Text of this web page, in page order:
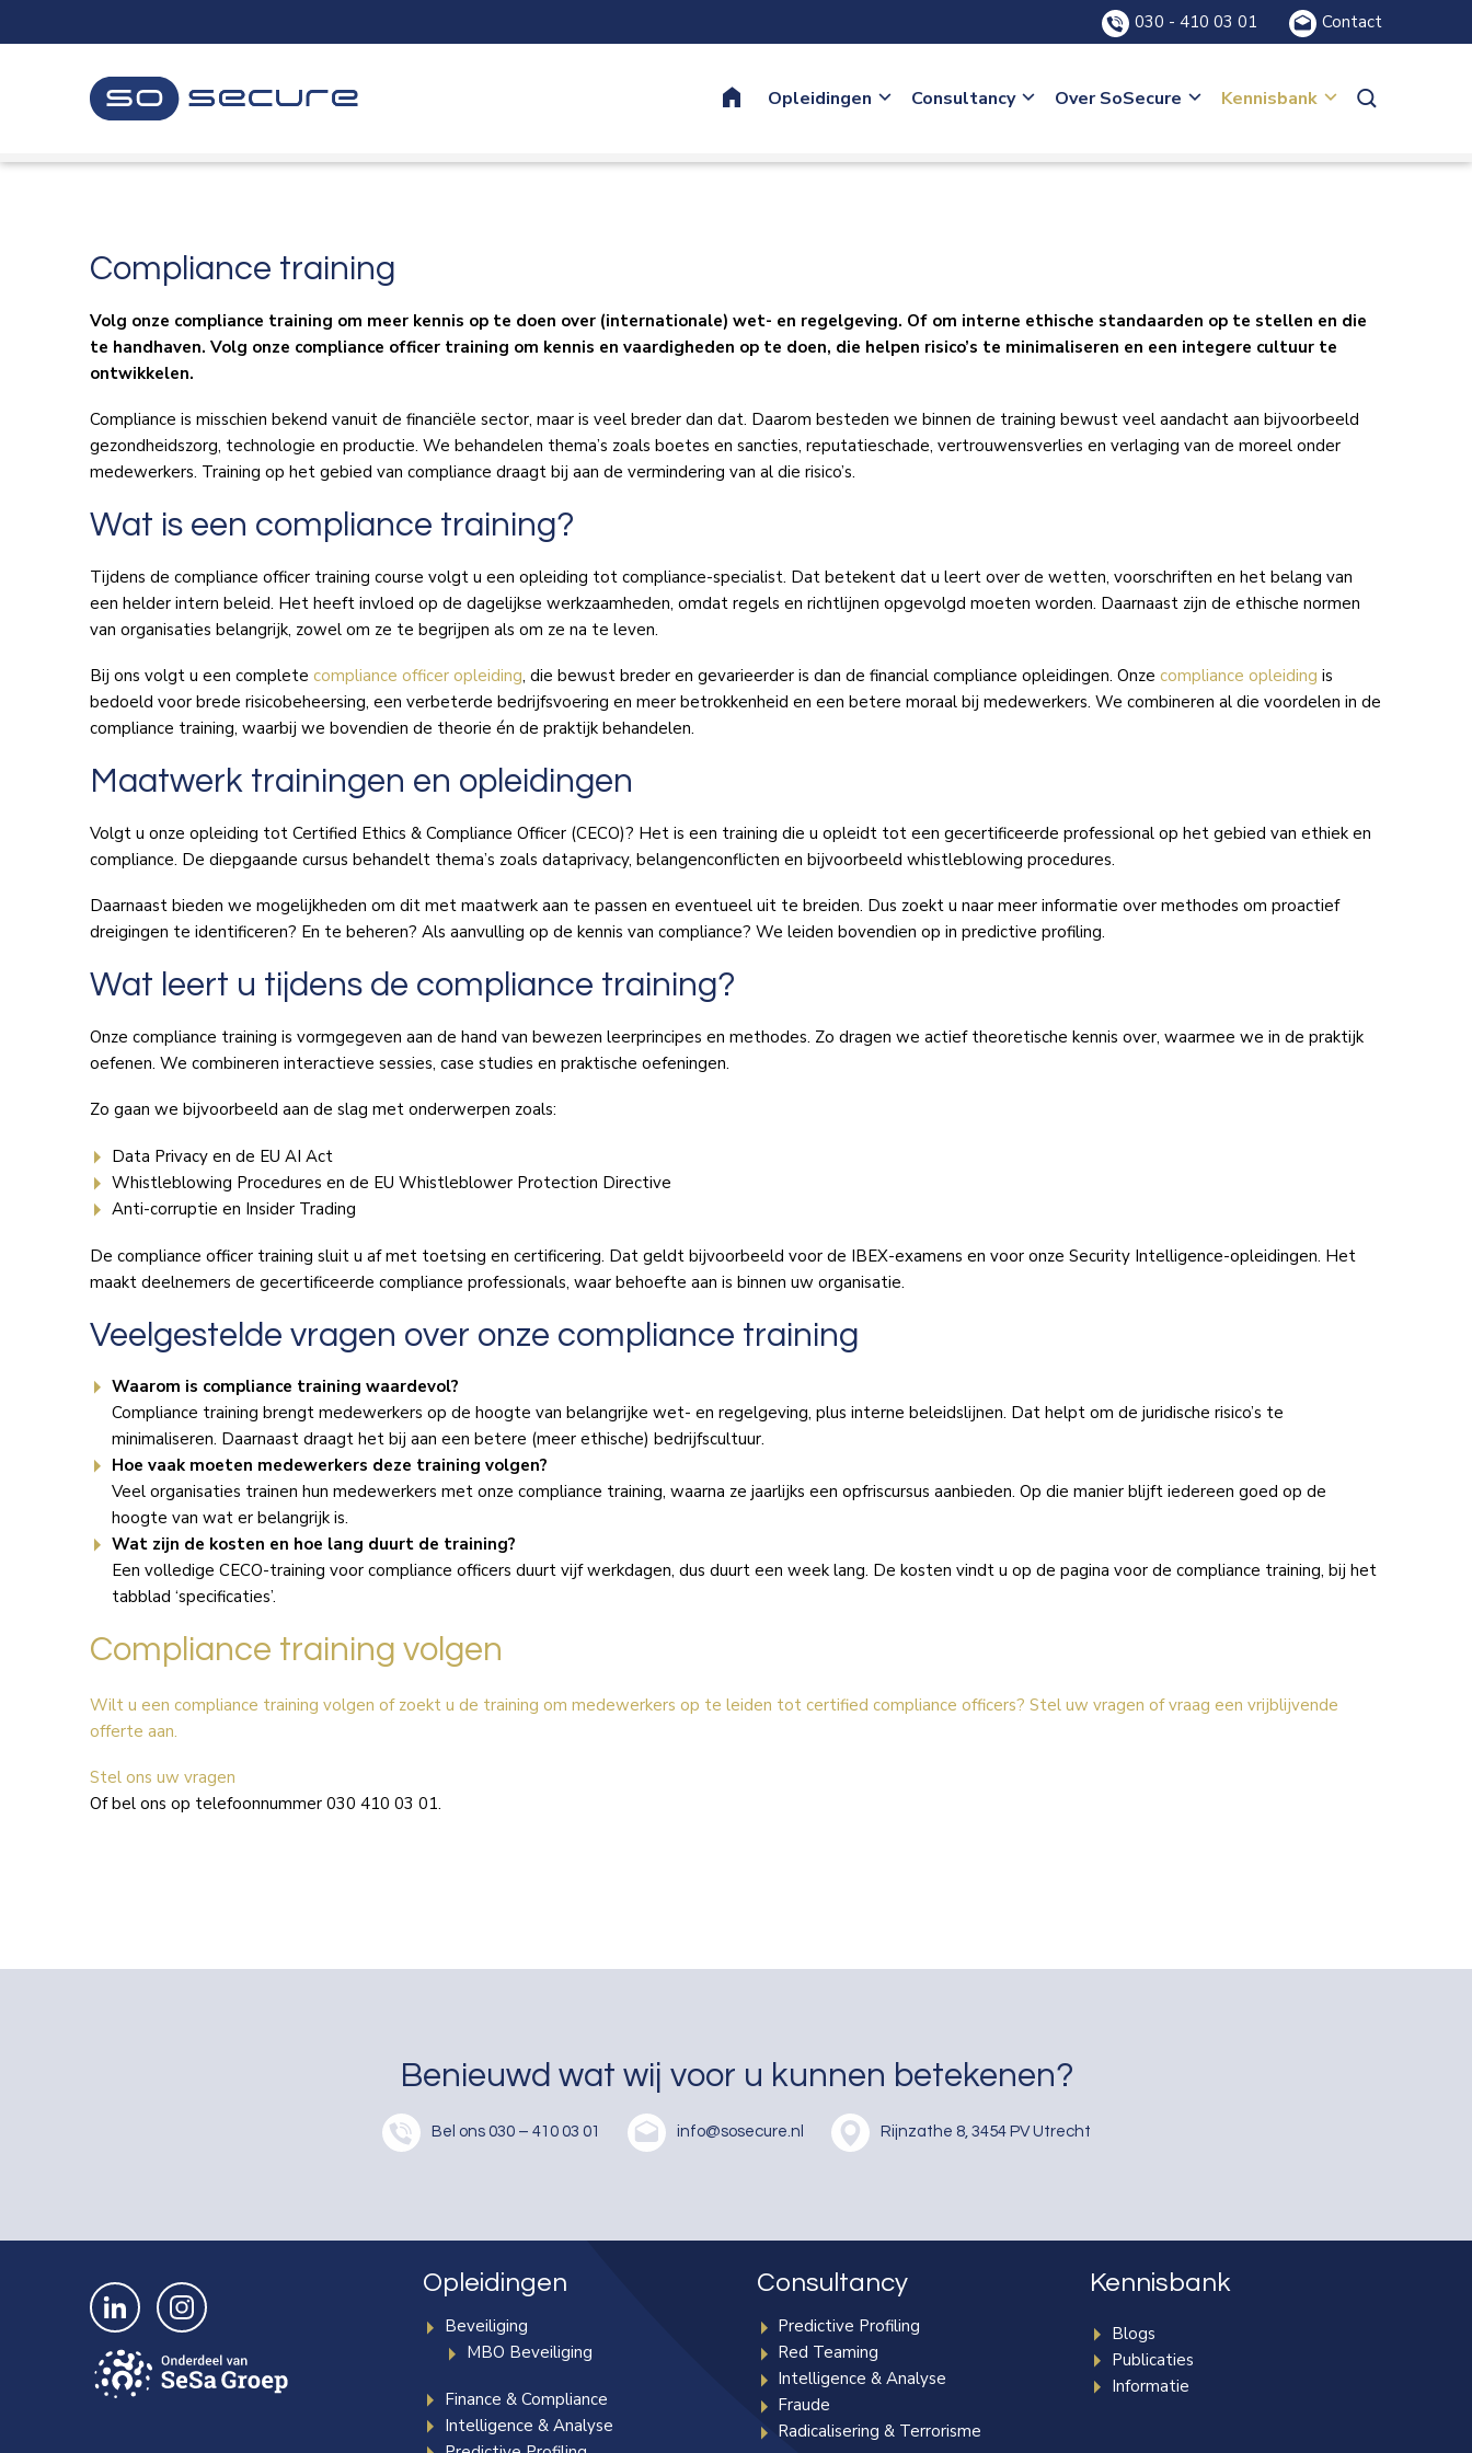
links
Spring
inhoud
HomeOpleidingen Consultancy Over SoSecure Kennisbank
030 - 410 03 01 Contact
Compliance training
Volg onze compliance training om meer kennis op te doen over (internationale) wet- en regelgeving. Of om interne ethische standaarden op te stellen en die
te handhaven. Volg onze compliance officer training om kennis en vaardigheden op te doen, die helpen risico’s te minimaliseren en een integere cultuur te
ontwikkelen.
Compliance is misschien bekend vanuit de financiële sector, maar is veel breder dan dat. Daarom besteden we binnen de training bewust veel aandacht aan bijvoorbeeld
gezondheidszorg, technologie en productie. We behandelen thema’s zoals boetes en sancties, reputatieschade, vertrouwensverlies en verlaging van de moreel onder
medewerkers. Training op het gebied van compliance draagt bij aan de vermindering van al die risico’s.
Wat is een compliance training?
Tijdens de compliance officer training course volgt u een opleiding tot compliance-specialist. Dat betekent dat u leert over de wetten, voorschriften en het belang van
een helder intern beleid. Het heeft invloed op de dagelijkse werkzaamheden, omdat regels en richtlijnen opgevolgd moeten worden. Daarnaast zijn de ethische normen
van organisaties belangrijk, zowel om ze te begrijpen als om ze na te leven.
Bij ons volgt u een complete compliance officer opleiding, die bewust breder en gevarieerder is dan de financial compliance opleidingen. Onze compliance opleiding is
bedoeld voor brede risicobeheersing, een verbeterde bedrijfsvoering en meer betrokkenheid en een betere moraal bij medewerkers. We combineren al die voordelen in de
compliance training, waarbij we bovendien de theorie én de praktijk behandelen.
Maatwerk trainingen en opleidingen
Volgt u onze opleiding tot Certified Ethics & Compliance Officer (CECO)? Het is een training die u opleidt tot een gecertificeerde professional op het gebied van ethiek en
compliance. De diepgaande cursus behandelt thema’s zoals dataprivacy, belangenconflicten en bijvoorbeeld whistleblowing procedures.
Daarnaast bieden we mogelijkheden om dit met maatwerk aan te passen en eventueel uit te breiden. Dus zoekt u naar meer informatie over methodes om proactief
dreigingen te identificeren? En te beheren? Als aanvulling op de kennis van compliance? We leiden bovendien op in predictive profiling.
Wat leert u tijdens de compliance training?
Onze compliance training is vormgegeven aan de hand van bewezen leerprincipes en methodes. Zo dragen we actief theoretische kennis over, waarmee we in de praktijk
oefenen. We combineren interactieve sessies, case studies en praktische oefeningen.
Zo gaan we bijvoorbeeld aan de slag met onderwerpen zoals:
Data Privacy en de EU AI Act
Whistleblowing Procedures en de EU Whistleblower Protection Directive
Anti-corruptie en Insider Trading
De compliance officer training sluit u af met toetsing en certificering. Dat geldt bijvoorbeeld voor de IBEX-examens en voor onze Security Intelligence-opleidingen. Het
maakt deelnemers de gecertificeerde compliance professionals, waar behoefte aan is binnen uw organisatie.
Veelgestelde vragen over onze compliance training
Waarom is compliance training waardevol?
Compliance training brengt medewerkers op de hoogte van belangrijke wet- en regelgeving, plus interne beleidslijnen. Dat helpt om de juridische risico’s te
minimaliseren. Daarnaast draagt het bij aan een betere (meer ethische) bedrijfscultuur.
Hoe vaak moeten medewerkers deze training volgen?
Veel organisaties trainen hun medewerkers met onze compliance training, waarna ze jaarlijks een opfriscursus aanbieden. Op die manier blijft iedereen goed op de
hoogte van wat er belangrijk is.
Wat zijn de kosten en hoe lang duurt de training?
Een volledige CECO-training voor compliance officers duurt vijf werkdagen, dus duurt een week lang. De kosten vindt u op de pagina voor de compliance training, bij het
tabblad ‘specificaties’.
Compliance training volgen
Wilt u een compliance training volgen of zoekt u de training om medewerkers op te leiden tot certified compliance officers? Stel uw vragen of vraag een vrijblijvende
offerte aan.
Stel ons uw vragen
Of bel ons op telefoonnummer 030 410 03 01.
Benieuwd wat wij voor u kunnen betekenen?
Bel ons 030 – 410 03 01 info@sosecure.nl Rijnzathe 8, 3454 PV Utrecht
Bekijk ons op LinkedIn Bekijk ons op Instagram Opleidingen
Beveiliging
MBO Beveiliging
Finance & Compliance
Intelligence & Analyse
Consultancy
Predictive Profiling
Red Teaming
Intelligence & Analyse
Fraude
Radicalisering & Terrorisme
Kennisbank
Blogs
Publicaties
Informatie